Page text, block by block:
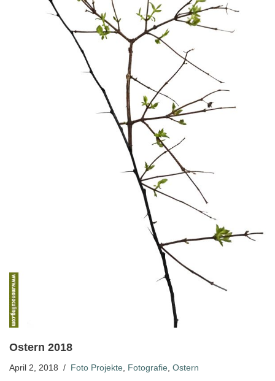
Ostern 2018
April 2, 2018 Foto Projekte, Fotografie, Ostern